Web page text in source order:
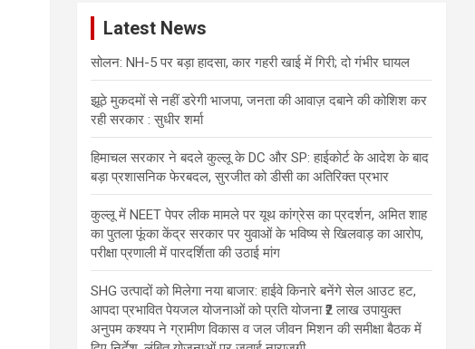
Latest News
सोलन: NH-5 पर बड़ा हादसा, कार गहरी खाई में गिरी; दो गंभीर घायल
झूठे मुकदमों से नहीं डरेगी भाजपा, जनता की आवाज़ दबाने की कोशिश कर
रही सरकार : सुधीर शर्मा
हिमाचल सरकार ने बदले कुल्लू के DC और SP: हाईकोर्ट के आदेश के बाद
बड़ा प्रशासनिक फेरबदल, सुरजीत को डीसी का अतिरिक्त प्रभार
कुल्लू में NEET पेपर लीक मामले पर यूथ कांग्रेस का प्रदर्शन, अमित शाह
का पुतला फूंका केंद्र सरकार पर युवाओं के भविष्य से खिलवाड़ का आरोप,
परीक्षा प्रणाली में पारदर्शिता की उठाई मांग
SHG उत्पादों को मिलेगा नया बाजार: हाईवे किनारे बनेंगे सेल आउट हट,
आपदा प्रभावित पेयजल योजनाओं को प्रति योजना ₹2 लाख उपायुक्त
अनुपम कश्यप ने ग्रामीण विकास व जल जीवन मिशन की समीक्षा बैठक में